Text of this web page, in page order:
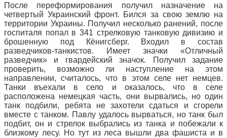
После переформирования получил назначение на
четвертый Украинский фронт. Бился за свою землю на
территории Украины. Получил несколько ранений, после
госпиталя попал в 341 стрелковую танковую дивизию и
брошенную под Кёнигсберг. Входил в состав
разведчиков-танкистов. Имеет значки «Отличный
разведчик» и гвардейский значок. Получил задание
проверить, возможно ли наступление на этом
направлении, считалось, что в этом селе нет немцев.
Танки въехали в село и оказалось, что в селе
расположена немецкая часть, они вырвались, но один
танк подбили, ребята не захотели сдаться и сгорели
вместе с танком. Павлу удалось вырваться, но танк был
подбит, он и стрелок выбрались из танка и побежали к
близкому лесу. Но тут из леса вышли два фашиста и в